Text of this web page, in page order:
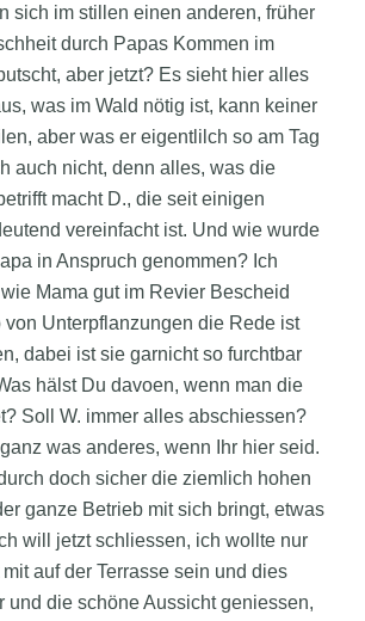
sich im stillen einen anderen, früher
durch Papas Kommen im
aber jetzt? Es sieht hier alles
was im Wald nötig ist, kann keiner
aber was er eigentlilch so am Tag
auch nicht, denn alles, was die
macht D., die seit einigen
vereinfacht ist. Und wie wurde
in Anspruch genommen? Ich
Mama gut im Revier Bescheid
Unterpflanzungen die Rede ist
dabei ist sie garnicht so furchtbar
hälst Du davoen, wenn man die
Soll W. immer alles abschiessen?
was anderes, wenn Ihr hier seid.
doch sicher die ziemlich hohen
ganze Betrieb mit sich bringt, etwas
will jetzt schliessen, ich wollte nur
mit auf der Terrasse sein und dies
und die schöne Aussicht geniessen,